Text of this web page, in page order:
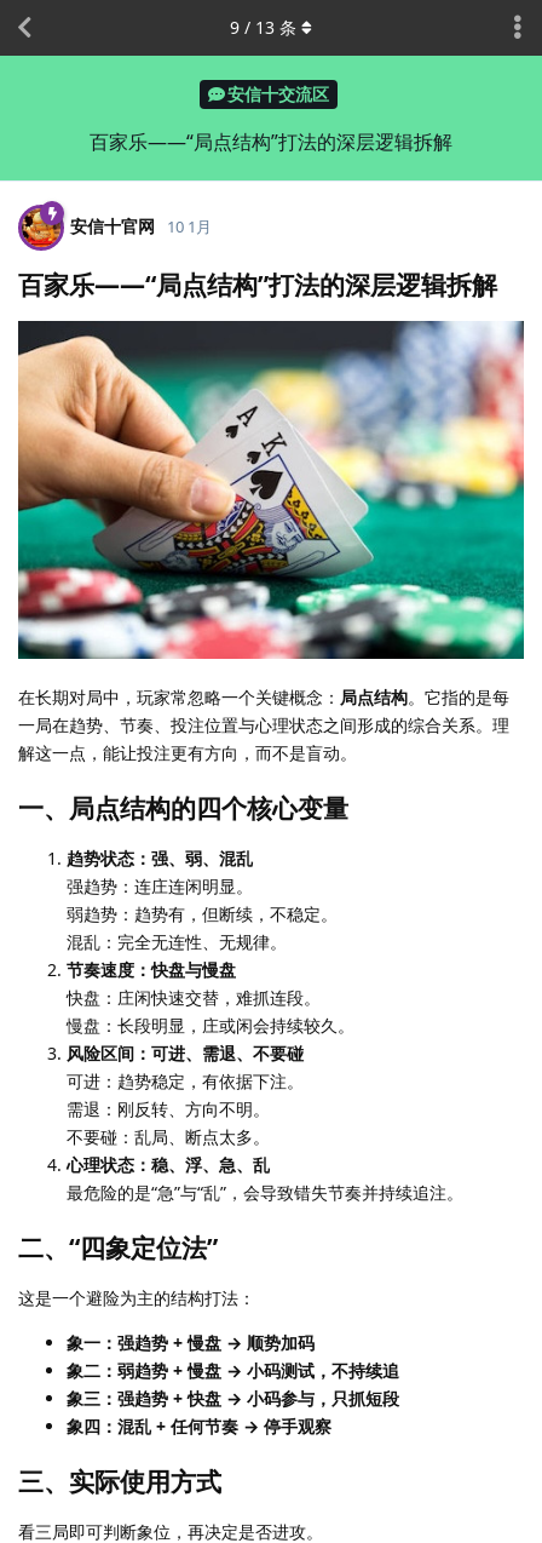
安信十交流区
百家乐——“局点结构”打法的深层逻辑拆解
9 / 13 条
安信十官网 10 1月
百家乐——“局点结构”打法的深层逻辑拆解
在长期对局中，玩家常忽略一个关键概念： 局点结构。它指的是每
一局在趋势、节奏、投注位置与心理状态之间形成的综合关系。理
解这一点，能让投注更有方向，而不是盲动。
一、局点结构的四个核心变量
趋势状态：强、弱、混乱
强趋势：连庄连闲明显。
弱趋势：趋势有，但断续，不稳定。
混乱：完全无连性、无规律。
节奏速度：快盘与慢盘
快盘：庄闲快速交替，难抓连段。
慢盘：长段明显，庄或闲会持续较久。
风险区间：可进、需退、不要碰
可进：趋势稳定，有依据下注。
需退：刚反转、方向不明。
不要碰：乱局、断点太多。
心理状态：稳、浮、急、乱
最危险的是“急”与“乱”，会导致错失节奏并持续追注。
二、“四象定位法”
这是一个避险为主的结构打法：
象一：强趋势 + 慢盘 → 顺势加码
象二：弱趋势 + 慢盘 → 小码测试，不持续追
象三：强趋势 + 快盘 → 小码参与，只抓短段
象四：混乱 + 任何节奏 → 停手观察
三、实际使用方式
看三局即可判断象位，再决定是否进攻。